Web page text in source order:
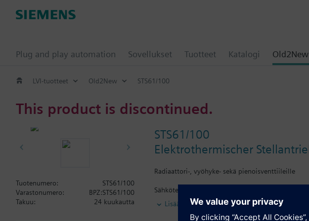
Plug and play automation Sovellukset Tuotteet Katalogi
LVI-tuotteet Old2New STS61/100
This product is discontinued.
STS61/100
Elektrothermischer
Radiaattori-, vyöhyke- sekä pienoisventtiileille
Sähköterminen toimilaite moduloivaan säätöön:
venttiileille VDN../VEN../VUN../VPD../
Riippuen asennus säädön kytkennästä
Lisää
Tuotenumero:
STS61/100
Varastonumero:
BPZ:STS61/100
Takuu:
24 kuukautta